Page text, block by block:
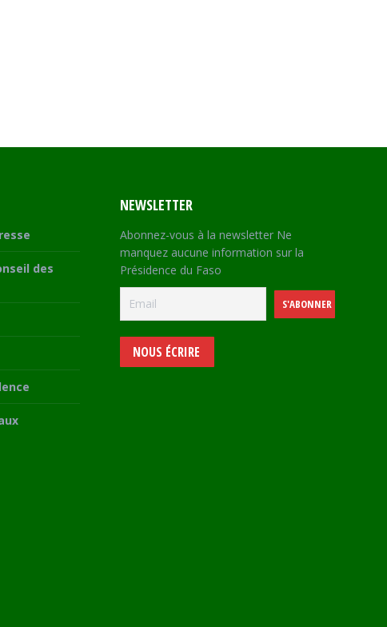
des
NEWSLETTER
Abonnez-vous à la newsletter Ne
manquez aucune information sur la
Présidence du Faso
NOUS ÉCRIRE